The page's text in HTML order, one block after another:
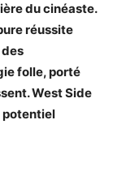
du cinéaste.
réussite
folle, porté
West Side
potentiel